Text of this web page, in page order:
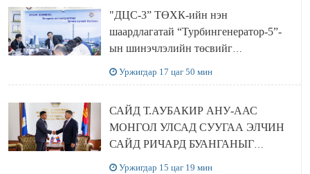
"ДЦС-3” ТӨХК-ийн нэн
шаардлагатай “Турбингенератор-5”-
ын шинэчлэлийн төсвийг
Уржигдар 17 цаг 50 мин
САЙД Т.АУБАКИР АНУ-ААС
МОНГОЛ УЛСАД СУУГАА ЭЛЧИН
САЙД РИЧАРД БУАНГАНЫГ
Уржигдар 15 цаг 19 мин